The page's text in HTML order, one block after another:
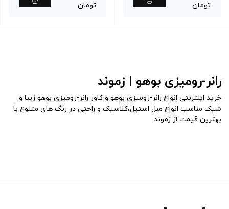
تومان
تومان
رانر-رومیزی بوهو | زموند
خرید اینترنتی انواع رانر-رومیزی بوهو و کاور رانر-رومیزی بوهو زیبا و
شیک مناسب انواع مبل استیل،کلاسیک و راحتی در رنگ های متنوع با
بهترین قیمت از زموند